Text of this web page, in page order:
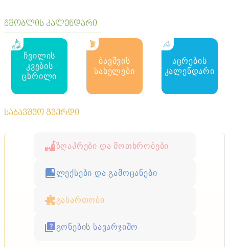
ტენდენციები
რით შეიძლება ჩაანაცვლოთ მოსაპირკეთებელი
ფილები აგარაკზე
მშობლის კალენდარი
ჩვილის
კვების
ცხრილი
ბავშვის
სახელები
აცრების
კალენდარი
საბავშვო გვერდი
ზღაპრები და მოთხრობები
ლექსები და გამოცანები
გასართობი
გონების სავარჯიშო